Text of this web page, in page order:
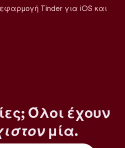
Tinder για iOS και
Όλοι έχουν
μία.